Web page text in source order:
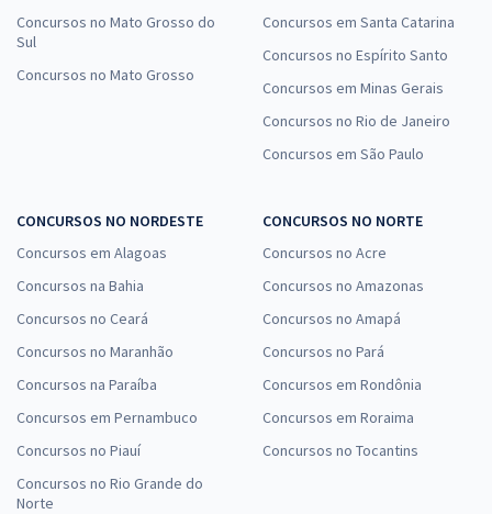
Concursos no Mato Grosso do
Sul
Concursos no Mato Grosso
Concursos em Santa Catarina
Concursos no Espírito Santo
Concursos em Minas Gerais
Concursos no Rio de Janeiro
Concursos em São Paulo
CONCURSOS NO NORDESTE
Concursos em Alagoas
Concursos na Bahia
Concursos no Ceará
Concursos no Maranhão
Concursos na Paraíba
Concursos em Pernambuco
Concursos no Piauí
Concursos no Rio Grande do
Norte
CONCURSOS NO NORTE
Concursos no Acre
Concursos no Amazonas
Concursos no Amapá
Concursos no Pará
Concursos em Rondônia
Concursos em Roraima
Concursos no Tocantins